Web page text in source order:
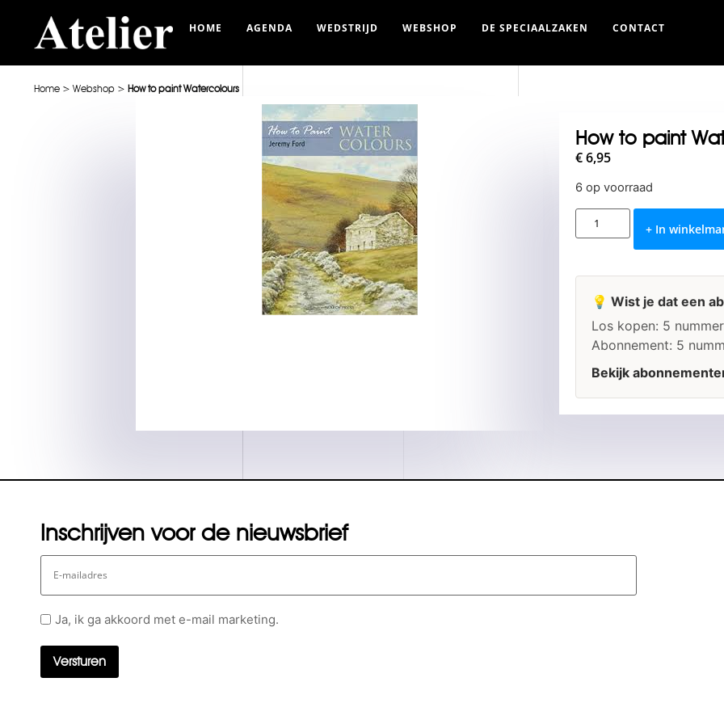
HOME AGENDA WEDSTRIJD WEBSHOP DE SPECIAALZAKEN CONTACT
Home > Webshop > How to paint Watercolours
How to paint
€6,95
6 op voorraad
+ In
💡 Wist je dat een
Los kopen: 5
Abonnement: 5
Bekijk
Inschrijven voor de nieuwsbrief
E-
mailadres
GeenJa, ik ga akkoord met e-mail marketing.